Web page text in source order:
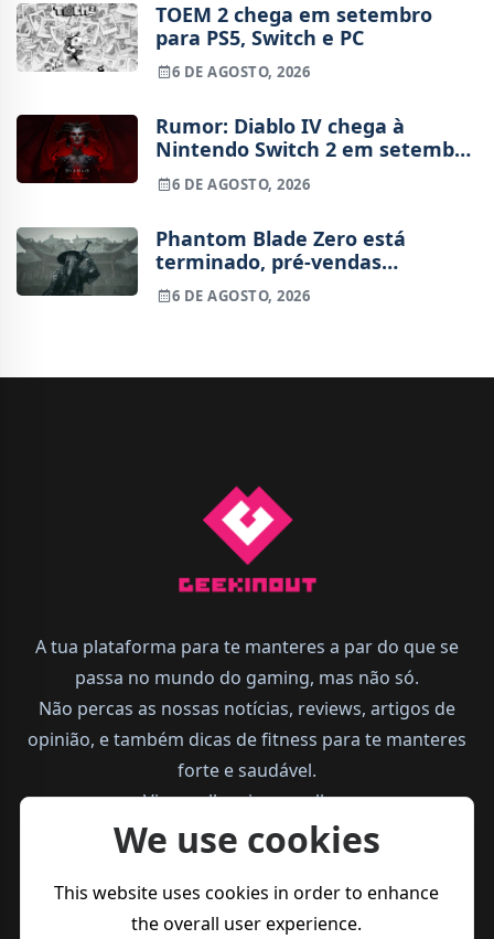
TOEM 2 chega em setembro
para PS5, Switch e PC
6 DE AGOSTO, 2026
Rumor: Diablo IV chega à
Nintendo Switch 2 em setembro
e vai custar o preço de um jogo
novo
6 DE AGOSTO, 2026
Phantom Blade Zero está
terminado, pré-vendas
começam na próxima semana
6 DE AGOSTO, 2026
A tua plataforma para te manteres a par do que se
passa no mundo do gaming, mas não só.
Não percas as nossas notícias, reviews, artigos de
opinião, e também dicas de fitness para te manteres
forte e saudável.
Vive melhor, joga melhor.
We use cookies
This website uses cookies in order to enhance
the overall user experience.